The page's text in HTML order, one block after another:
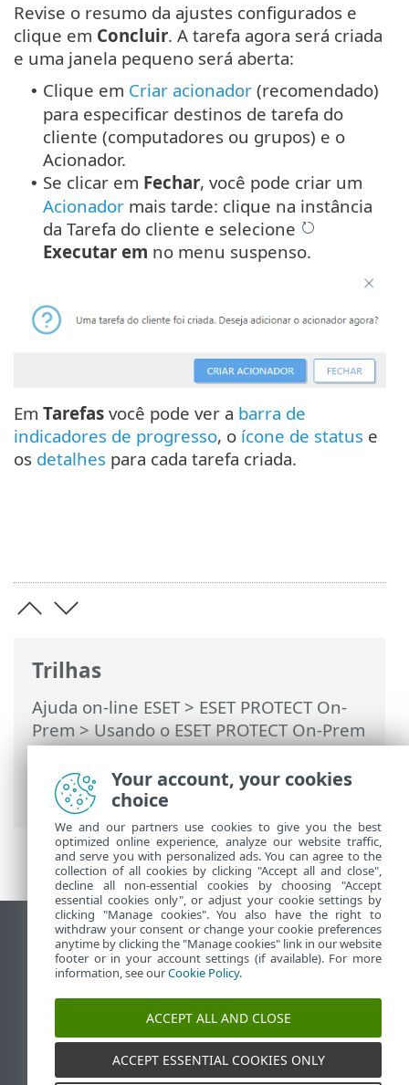
Trilhas
Ajuda on-line ESET> ESET PROTECT On-
Prem>Usando o ESET PROTECT On-Prem
>ESET PROTECT On-Prem Menu principal
Tarefas >Tarefas de cliente> Ativação
do produto
Revise o resumo da ajustes configurados e
clique em Concluir. A tarefa agora será criada
e uma janela pequeno será aberta:
• Clique em Criar acionador (recomendado)
para especificar destinos de tarefa do
cliente (computadores ou grupos) e o
Acionador.
• Se clicar em Fechar, você pode criar um
Acionador mais tarde: clique na instância
da Tarefa do cliente e selecione
Executar em no menu suspenso.
Em Tarefas você pode ver a barra de
indicadores de progresso, o ícone de status e
os detalhes para cada tarefa criada.
Ver site para desktop
End of Life
Base de conhecimento ESET
Fórum ESET
ESET Status Portal
Suporte regional
Your account, your cookies
choice
We and our partners use cookies to give you the best
optimized online experience, analyze our website traffic,
and serve you with personalized ads. You can agree to the
collection of all cookies by clicking "Accept all and close",
decline all non-essential cookies by choosing "Accept
essential cookies only", or adjust your cookie settings by
clicking "Manage cookies". You also have the right to
withdraw your consent or change your cookie preferences
anytime by clicking the "Manage cookies" link in our website
footer or in your account settings (if available). For more
information, see ourCookie Policy.
ACCEPT ALL AND CLOSE
ACCEPT ESSENTIAL COOKIES ONLY